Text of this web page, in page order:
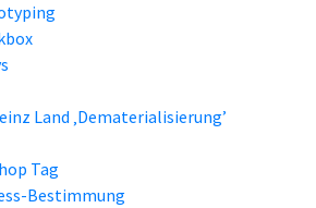
Land ‚Dematerialisierung’
Tag
Bestimmung